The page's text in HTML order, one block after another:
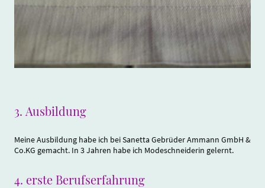
3. Ausbildung
Meine Ausbildung habe ich bei Sanetta Gebrüder Ammann GmbH &
Co.KG gemacht. In 3 Jahren habe ich Modeschneiderin gelernt.
4. erste Berufserfahrung